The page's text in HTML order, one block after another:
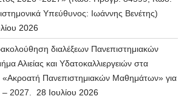
Υπεύθυνος: Ιωάννης Βενέτης)
2026
διαλέξεων Πανεπιστημιακών
Αλιείας και Υδατοκαλλιεργειών στα
«Ακροατή Πανεπιστημιακών Μαθημάτων» για
2027.
28 Ιουλίου 2026